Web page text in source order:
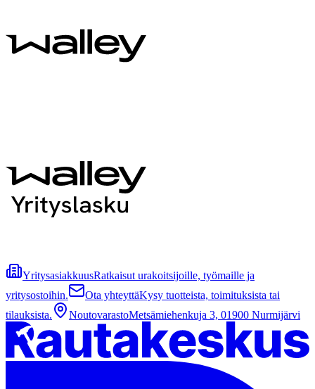
YritysasiakkuusRatkaisut urakoitsijoille, työmaille ja
yritysostoihin.
Ota yhteyttäKysy tuotteista, toimituksista tai
tilauksista.
NoutovarastoMetsämiehenkuja 3, 01900 Nurmijärvi